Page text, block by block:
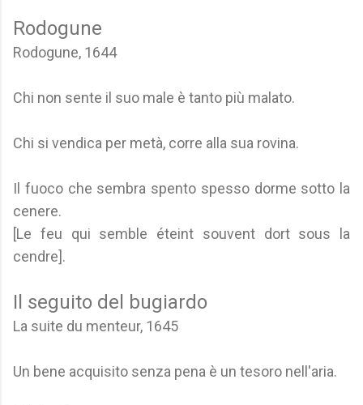
Rodogune
Rodogune, 1644
Chi non sente il suo male è tanto più malato.
Chi si vendica per metà, corre alla sua rovina.
Il fuoco che sembra spento spesso dorme sotto la
cenere.
[Le feu qui semble éteint souvent dort sous la
cendre].
Il seguito del bugiardo
La suite du menteur, 1645
Un bene acquisito senza pena è un tesoro nell'aria.